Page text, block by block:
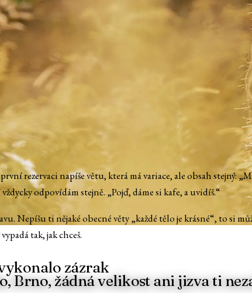
Brno, žádná velikost ani jizva ti
rezervaci napíše větu, která má variace, ale obsah stejný.
odpovídám stejně. „Pojď, dáme si kafe, a uvidíš.“
Nepíšu ti nějaké obecné věty „každé tělo je krásné“, to si
tak, jak chceš.
zázrak